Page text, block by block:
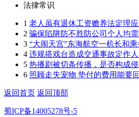
法律常识
1 老人虽有退休工资赡养法定理
2 骗保陷阱防不胜防公司个人均
3 “大闹天宫”东海航空一机长和
4 违规搭戏台造成交通事故定作
5 热播剧被切条传播，是否构成侵
6 照顾走失宠物 垫付的费用能要
返回首页 返回顶部
蜀ICP备14005278号-5